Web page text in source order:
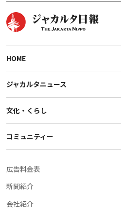
HOME
ジャカルタニュース
文化・くらし
コミュニティー
広告料金表
新聞紹介
会社紹介